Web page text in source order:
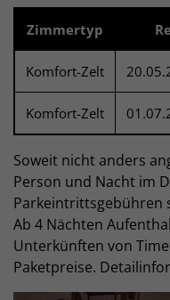
Zimmertyp
Komfort-Zelt
Komfort-Zelt
Soweit nicht anders
Person und Nacht im
Parkeintrittsgebühren
Ab 4 Nächten
Unterkünften von
Paketpreise.